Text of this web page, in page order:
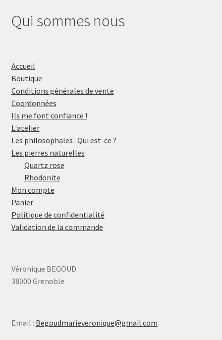
Qui sommes nous
Accueil
Boutique
Conditions générales de vente
Coordonnées
Ils me font confiance !
L'atelier
Les philosophales : Qui est-ce ?
Les pierres naturelles
Quartz rose
Rhodonite
Mon compte
Panier
Politique de confidentialité
Validation de la commande
Véronique BEGOUD
38000 Grenoble
Email : Begoudmarieveronique@gmail.com